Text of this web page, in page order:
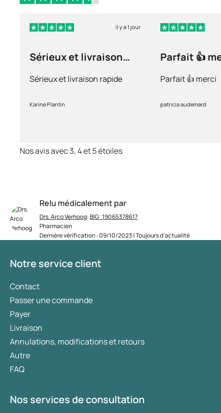
Relu médicalement par
Drs. Arco Verhoog:BIG: 19065378617
Pharmacien
Dernière vérification : 09/10/2023 | Toujours d’actualité
il y a 1 jour
Sérieux et livraison
Sérieux et livraison rapide
Karine Plantin
Parfait 👍
Parfait 👍 merci
patricia audemard
Nos avis avec 3, 4 et 5 étoiles
Notre service client
Contact
Passer une commande
Payer
Livraison
Annulations, modifications et retours
Autre
FAQ
Nos services de consultation